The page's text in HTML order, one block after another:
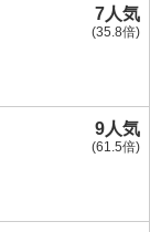
7人気
(35.8倍)
9人気
(61.5倍)